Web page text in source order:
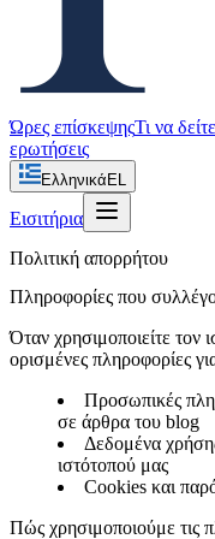
Ώρες επίσκεψηςΤι να δείτε
ερωτήσεις
Ελληνικά EL
Εισιτήρια
Πολιτική απορρήτου
Πληροφορίες που
Όταν χρησιμοποιείτε τον
ορισμένες πληροφορίες
Προσωπικές
σε άρθρα του blog
Δεδομένα
ιστότοπού μας
Cookies και
Πώς χρησιμοποιούμε τις